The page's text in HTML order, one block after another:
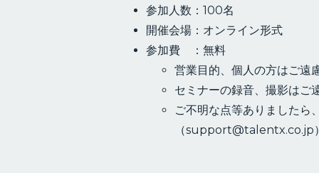
参加人数：100名
開催会場：オンライン形式
参加費 ：無料
営業目的、個人の方はご遠
セミナーの録音、撮影はご
ご不明な点等ありました
（support@talentx.co.jp